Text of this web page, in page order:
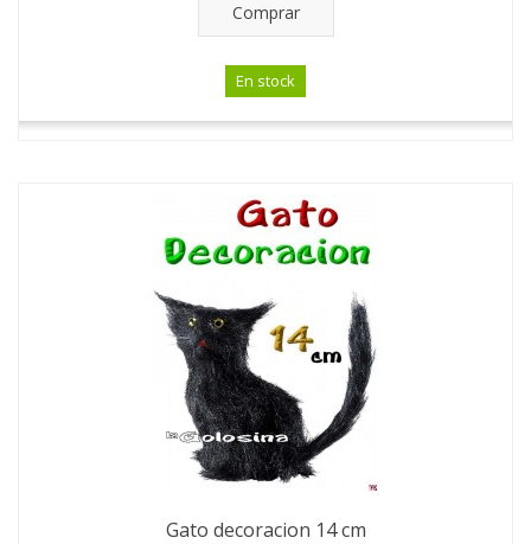
Comprar
En stock
Gato decoracion 14 cm